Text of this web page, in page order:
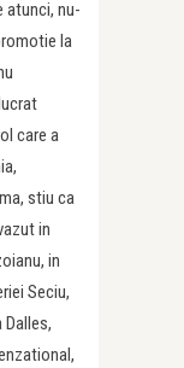
atunci, nu-
la
care a
stiu ca
in
in
Seciu,
Dalles,